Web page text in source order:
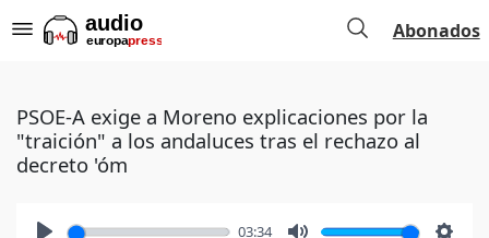
Abonados
PSOE-A exige a Moreno explicaciones por la
"traición" a los andaluces tras el rechazo al
decreto 'óm
03:34